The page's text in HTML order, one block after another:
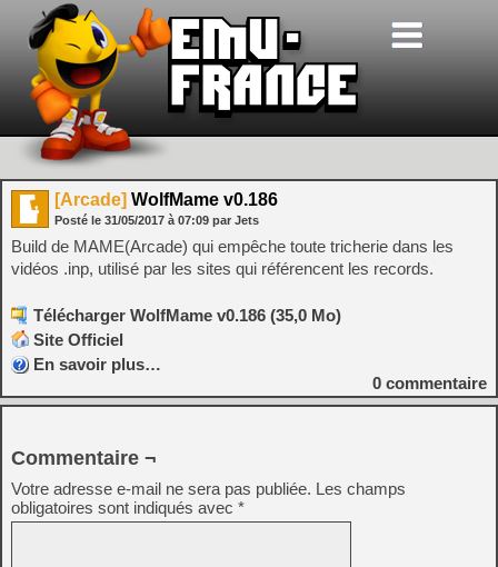
[Arcade] WolfMame v0.186
Posté le 31/05/2017 à 07:09 par Jets
Build de MAME(Arcade) qui empêche toute tricherie dans les
vidéos .inp, utilisé par les sites qui référencent les records.
Télécharger WolfMame v0.186 (35,0 Mo)
Site Officiel
En savoir plus…
0 commentaire
Commentaire ¬
Votre adresse e-mail ne sera pas publiée. Les champs
obligatoires sont indiqués avec *